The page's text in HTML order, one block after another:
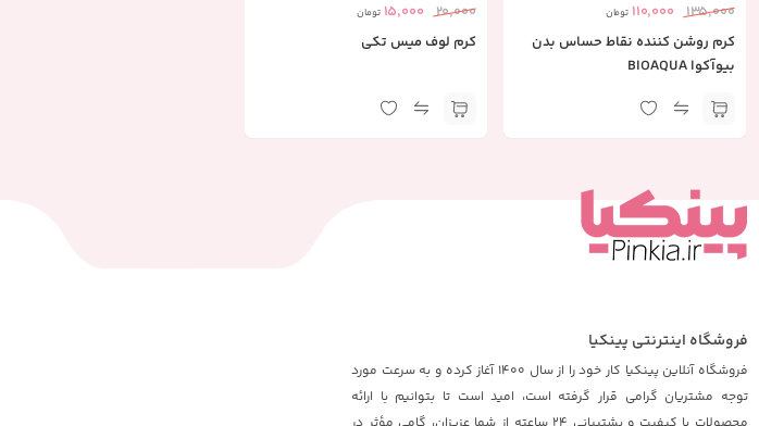
135,000
110,000 تومان
کرم روشن کننده نقاط حساس بدن
بیوآکوا BIOAQUA
20,000
15,000 تومان
کرم لوف میس تکی
فروشگاه اینترنتی پینکیا
فروشگاه آنلاین پینکیا کار خود را از سال 1400 آغاز کرده و به سرعت مورد
توجه مشتریان گرامی قرار گرفته است، امید است تا بتوانیم با ارائه